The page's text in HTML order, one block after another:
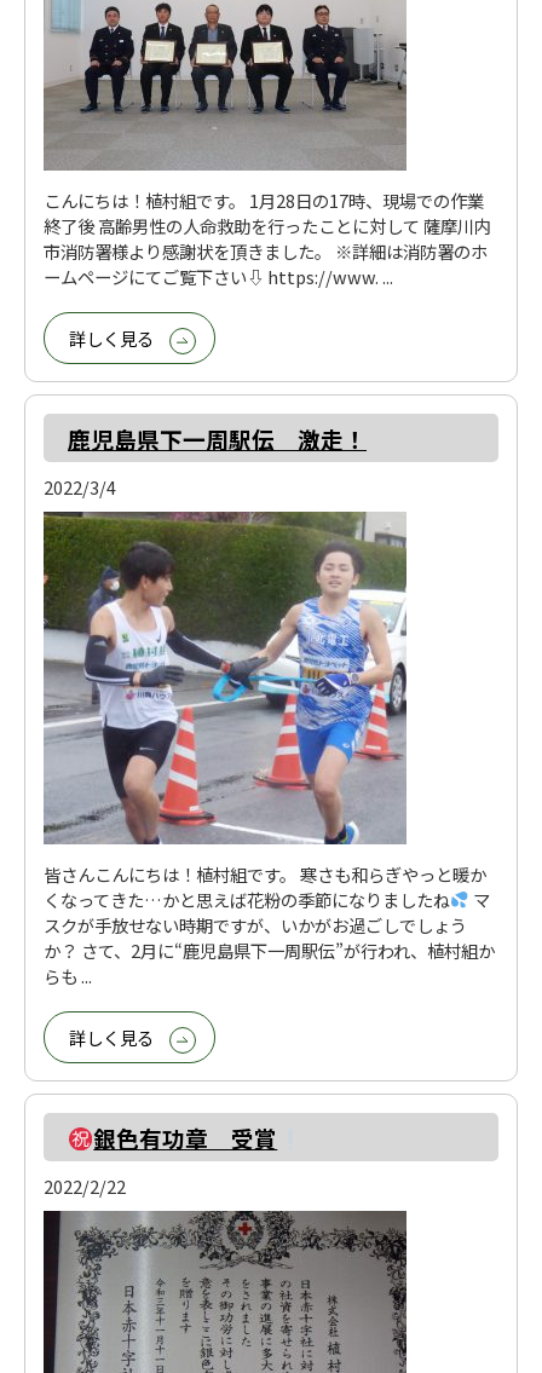
こんにちは！植村組です。 1月28日の17時、現場での作業
終了後 高齢男性の人命救助を行ったことに対して 薩摩川内
市消防署様より感謝状を頂きました。 ※詳細は消防署のホ
ームページにてご覧下さい⇩ https://www. ...
詳しく見る
鹿児島県下一周駅伝 激走！
2022/3/4
皆さんこんにちは！植村組です。 寒さも和らぎやっと暖か
くなってきた…かと思えば花粉の季節になりましたね
マ
スクが手放せない時期ですが、いかがお過ごしでしょう
か？ さて、2月に“鹿児島県下一周駅伝”が行われ、植村組か
らも ...
詳しく見る
銀色有功章 受賞
2022/2/22